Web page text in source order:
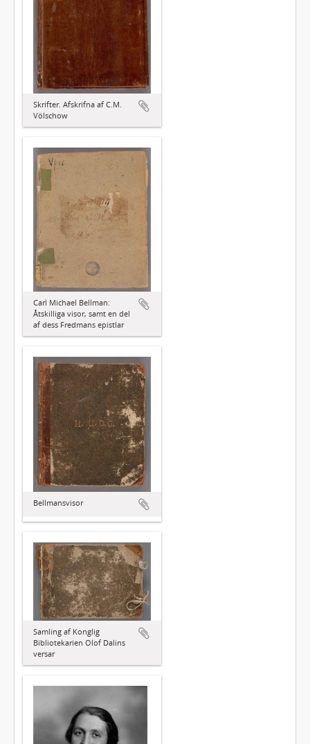
Skrifter. Afskrifna af C.M.
Völschow
Carl Michael Bellman:
Åtskilliga visor, samt en del
af dess Fredmans epistlar
Bellmansvisor
Samling af Konglig
Bibliotekarien Olof Dalins
versar